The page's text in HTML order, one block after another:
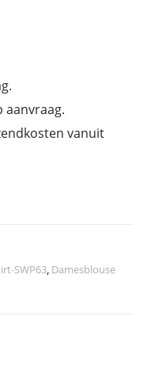
vanuit
SWP63, Damesblouse